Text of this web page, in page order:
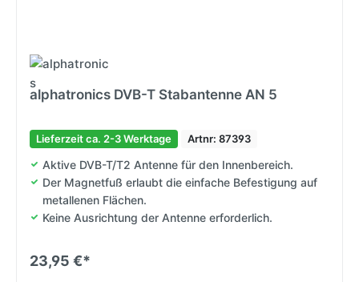
alphatronics DVB-T Stabantenne AN 5
Lieferzeit ca. 2-3 Werktage Artnr: 87393
Aktive DVB-T/T2 Antenne für den Innenbereich.
Der Magnetfuß erlaubt die einfache Befestigung auf
metallenen Flächen.
Keine Ausrichtung der Antenne erforderlich.
23,95 €*